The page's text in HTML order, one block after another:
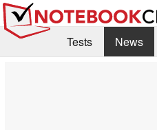
Tests News